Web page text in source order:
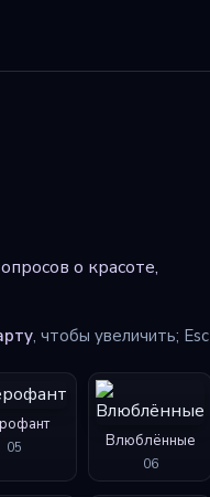
о красоте,
, чтобы увеличить;
05 Влюблённые
06